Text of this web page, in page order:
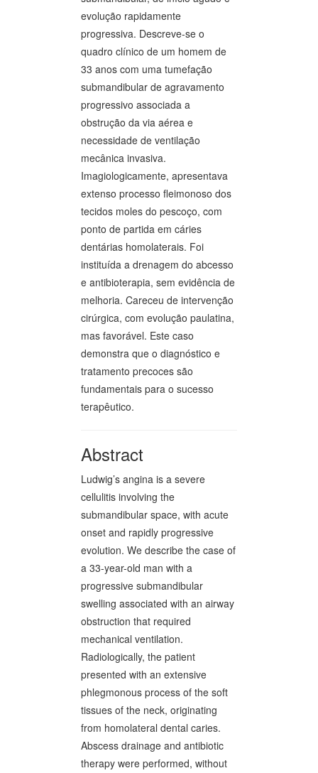
evolução rapidamente
progressiva. Descreve-se o
quadro clínico de um homem de
33 anos com uma tumefação
submandibular de agravamento
progressivo associada a
obstrução da via aérea e
necessidade de ventilação
mecânica invasiva.
Imagiologicamente, apresentava
extenso processo fleimonoso dos
tecidos moles do pescoço, com
ponto de partida em cáries
dentárias homolaterais. Foi
instituída a drenagem do abcesso
e antibioterapia, sem evidência de
melhoria. Careceu de intervenção
cirúrgica, com evolução paulatina,
mas favorável. Este caso
demonstra que o diagnóstico e
tratamento precoces são
fundamentais para o sucesso
terapêutico.
Abstract
Ludwig’s angina is a severe
cellulitis involving the
submandibular space, with acute
onset and rapidly progressive
evolution. We describe the case of
a 33-year-old man with a
progressive submandibular
swelling associated with an airway
obstruction that required
mechanical ventilation.
Radiologically, the patient
presented with an extensive
phlegmonous process of the soft
tissues of the neck, originating
from homolateral dental caries.
Abscess drainage and antibiotic
therapy were performed, without